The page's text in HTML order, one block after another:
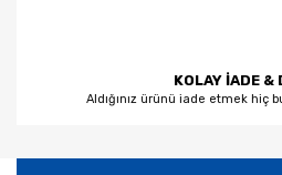
KOLAY İADE &
Aldığınız ürünü iade etmek hiç